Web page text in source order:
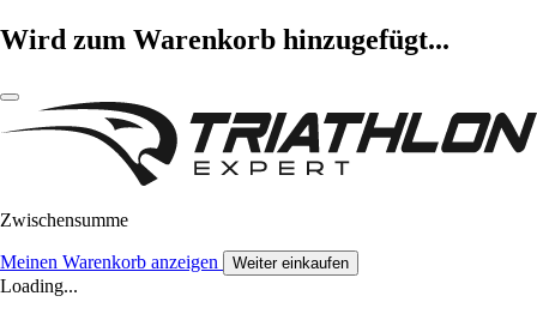
Wird zum Warenkorb hinzugefügt...
Zwischensumme
Meinen Warenkorb anzeigen Weiter einkaufen
Loading...